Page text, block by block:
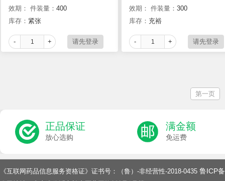
效期： 件装量： 400
库存： 紧张
- +
效期： 件装量： 300
库存： 充裕
- +
第一页
正品保证
放心选购
满金额
免运费
《互联网药品信息服务资格证》证书号：（鲁）-非经营性-2018-0435 鲁ICP